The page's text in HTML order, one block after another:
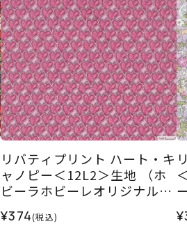
リバティプリント ハート・キ
ャノピー＜12L2＞生地 （ホ
ビーラホビーレオリジナル）
¥374(税込)